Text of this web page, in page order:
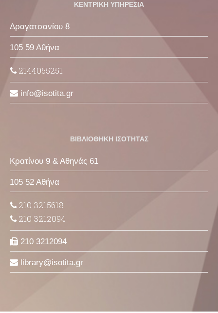
ΚΕΝΤΡΙΚΗ ΥΠΗΡΕΣΙΑ
Δραγατσανίου 8
105 59 Αθήνα
2144055251
info isotita gr
ΒΙΒΛΙΟΘΗΚΗ ΙΣΟΤΗΤΑΣ
Κρατίνου 9 & Αθηνάς 61
105 52 Αθήνα
210 3215618
210 3212094
210 3212094
library isotita gr